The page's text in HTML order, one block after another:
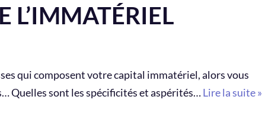
L’IMMATÉRIEL
qui composent votre capital immatériel, alors vous
Quelles sont les spécificités et aspérités…Lire la suite »